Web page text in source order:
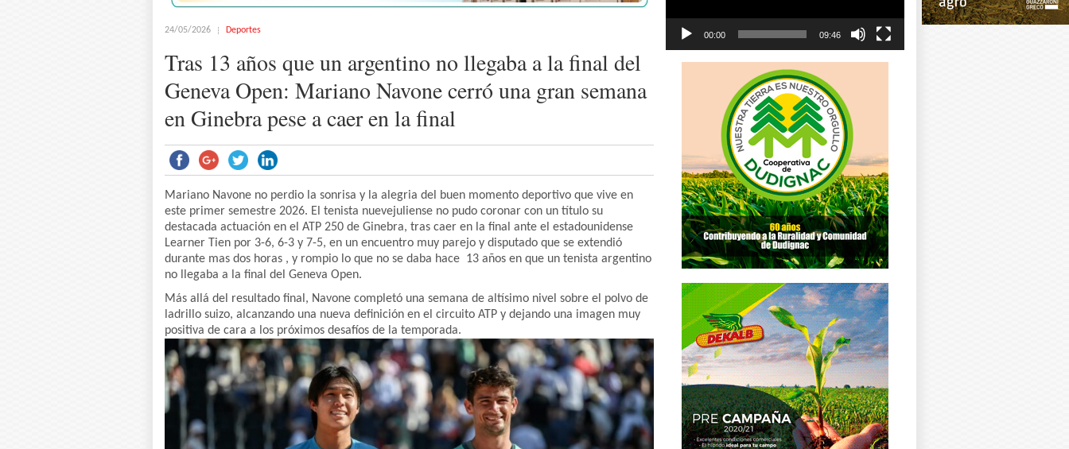
24/05/2026 Deportes
Tras 13 años que un argentino no llegaba a la final del
Geneva Open: Mariano Navone cerró una gran semana
en Ginebra pese a caer en la final
Mariano Navone no perdio la sonrisa y la alegria del buen momento deportivo que vive en
este primer semestre 2026. El tenista nuevejuliense no pudo coronar con un título su
destacada actuación en el ATP 250 de Ginebra, tras caer en la final ante el estadounidense
Learner Tien por 3-6, 6-3 y 7-5, en un encuentro muy parejo y disputado que se extendió
durante mas dos horas , y rompio lo que no se daba hace 13 años en que un tenista argentino
no llegaba a la final del Geneva Open.
Más allá del resultado final, Navone completó una semana de altísimo nivel sobre el polvo de
ladrillo suizo, alcanzando una nueva definición en el circuito ATP y dejando una imagen muy
positiva de cara a los próximos desafíos de la temporada.
00:00 09:46